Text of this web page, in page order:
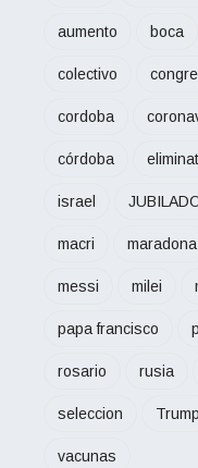
aumento boca
colectivo
cordoba
córdoba
israel
macri maradona
messi milei
papa francisco
rosario rusia
seleccion Trump
vacunas